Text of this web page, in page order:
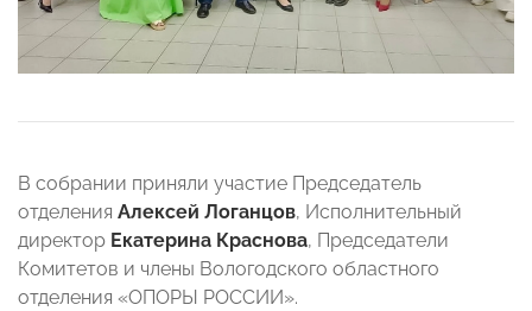
В собрании приняли участие Председатель
отделения Алексей Логанцов, Исполнительный
директор Екатерина Краснова, Председатели
Комитетов и члены Вологодского областного
отделения «ОПОРЫ РОССИИ».